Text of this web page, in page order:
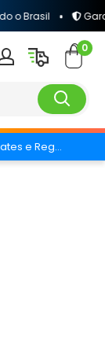
Garantia total
0
Frete grátis para Columbus, OH, United States e Região.